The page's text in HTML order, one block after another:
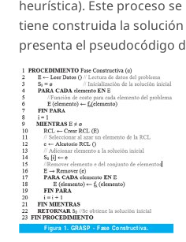
heurística). Este proceso
tiene construida la solución
presenta el pseudocódigo